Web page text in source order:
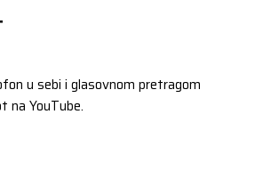
u sebi i glasovnom pretragom
na YouTube.